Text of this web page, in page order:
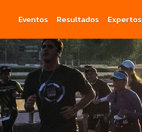
Eventos Resultados Expertos